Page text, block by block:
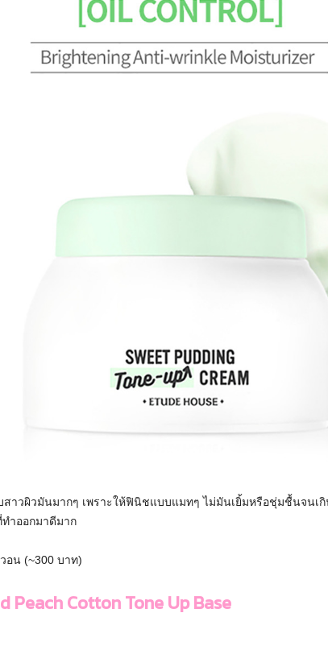
สาวผิวมันมากๆ เพราะให้ฟินิชแบบแมทๆ ไม่มันเยิ้มหรือชุ่มชื้นจน
ำออกมาดีมาก
อน (~300 บาท)
Peach Cotton Tone Up Base